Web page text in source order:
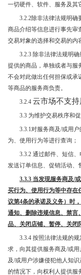
一切硬件、软件、服务及其
3.2.2除非法律法规明确
商品介绍等信息进行事先审
交易对象的选择和交易的内
3.2.3 除非法律法规明
提供的商品，单独或者与服
不会对此做出任何担保或承
等商品的服务商负责。
3.2.4 云市场不支持
3.3 为维护交易秩序和
3.3.1对服务商及/或用
为、使用行为等进行查询；
3.3.2 通过邮件、短信
发送订单信息、促销活动、
3.3.3 当发现服务商及/
买行为、使用行为等中存在
议第4条的承诺及义务）时
通知、删除违规信息、禁言
品、关闭店铺、暂停、关闭
3.3.4 按照法律法规的
求，向其提供服务商及/或
及/或用户涉嫌侵犯他人知
的情况下，向权利人提供服